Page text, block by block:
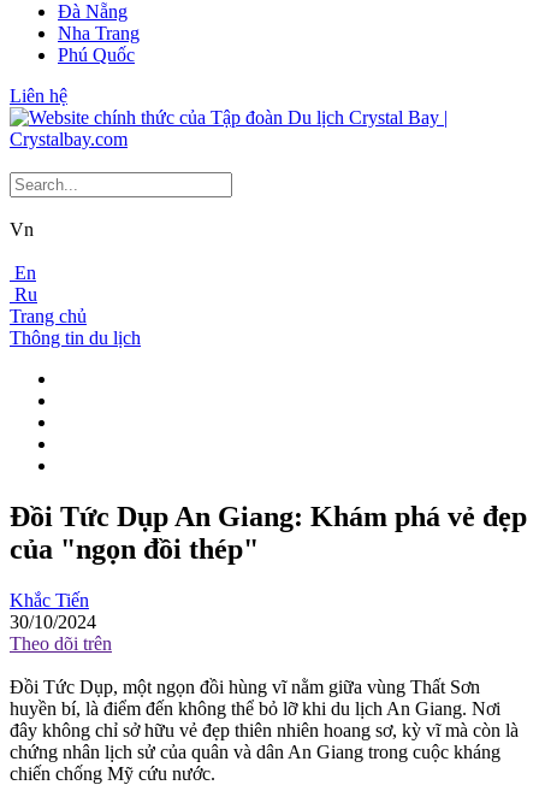
Đà Nẵng
Nha Trang
Phú Quốc
Liên hệ
Vn
En
Ru
Trang chủ
Thông tin du lịch
Đồi Tức Dụp An Giang: Khám phá vẻ đẹp
của "ngọn đồi thép"
Khắc Tiến
30/10/2024
Theo dõi trên
Đồi Tức Dụp, một ngọn đồi hùng vĩ nằm giữa vùng Thất Sơn
huyền bí, là điểm đến không thể bỏ lỡ khi du lịch An Giang. Nơi
đây không chỉ sở hữu vẻ đẹp thiên nhiên hoang sơ, kỳ vĩ mà còn là
chứng nhân lịch sử của quân và dân An Giang trong cuộc kháng
chiến chống Mỹ cứu nước.